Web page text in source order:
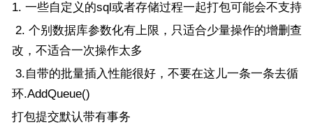
1. 一些自定义的sql或者存储过程一起打包可能会不支持
2. 个别数据库参数化有上限，只适合少量操作的增删查
改，不适合一次操作太多
3.自带的批量插入性能很好，不要在这儿一条一条去循
环.AddQueue()
打包提交默认带有事务